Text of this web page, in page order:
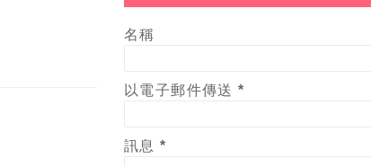
名稱
以電子郵件傳送*
訊息*